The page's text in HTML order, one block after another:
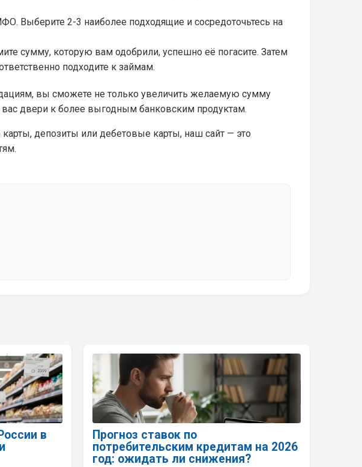
Выберите 2-3 наиболее подходящие и сосредоточьтесь на
сумму, которую вам одобрили, успешно её погасите. Затем
подходите к займам.
вы сможете не только увеличить желаемую сумму
двери к более выгодным банковским продуктам.
депозиты или дебетовые карты, наш сайт — это
в
Прогноз ставок по
потребительским кредитам на 2026
год: ожидать ли снижения?